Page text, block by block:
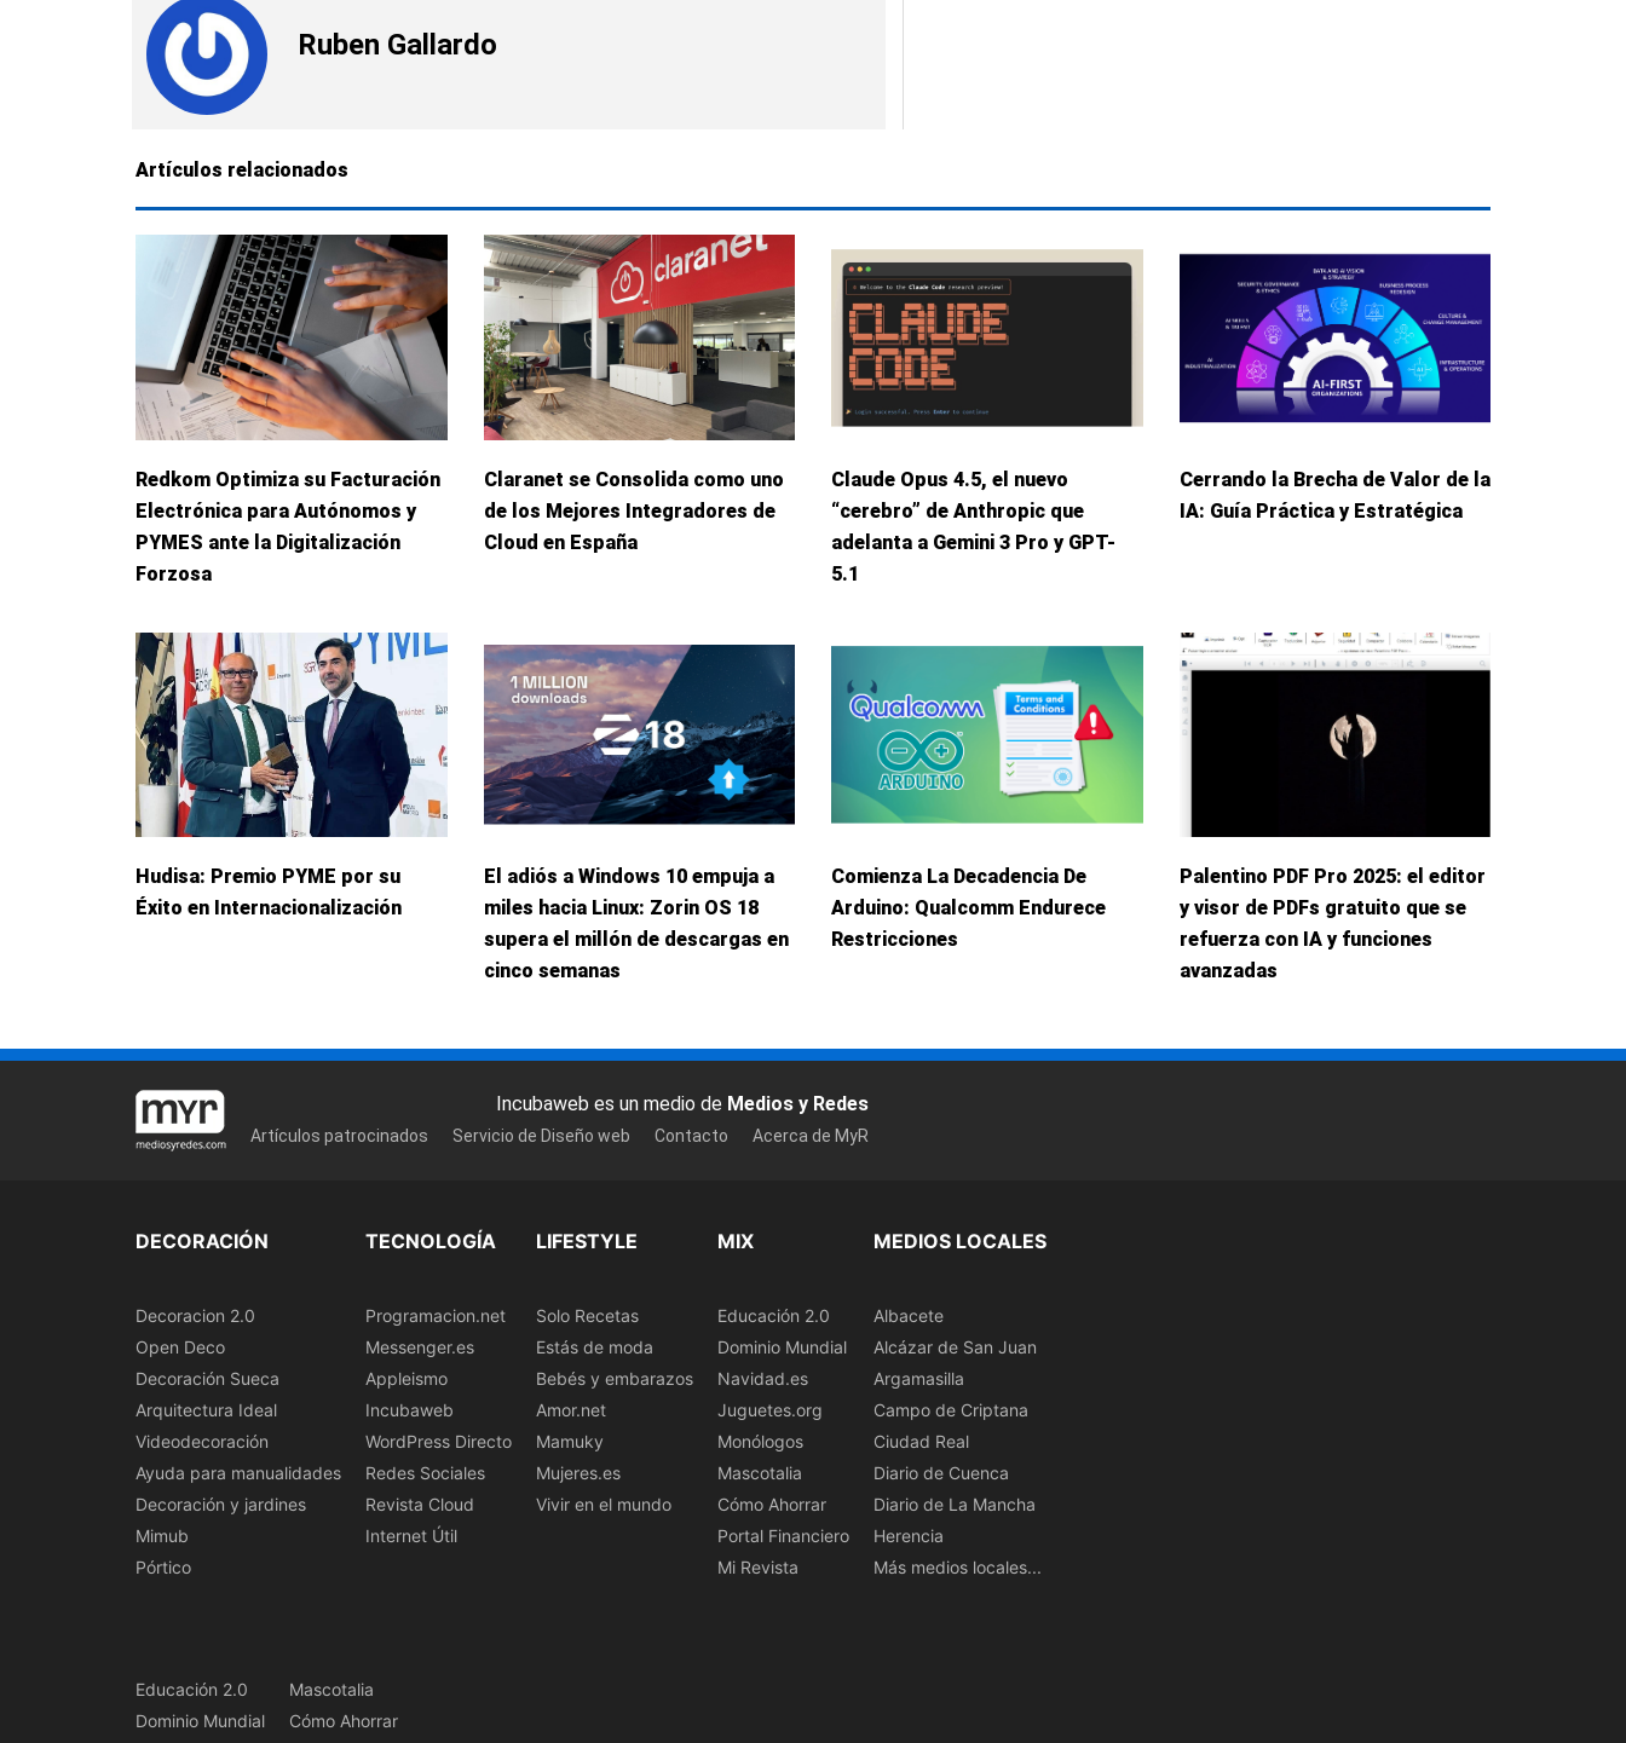
Ruben Gallardo
Artículos relacionados
Redkom Optimiza su Facturación
Electrónica para Autónomos y
PYMES ante la Digitalización
Forzosa
Claranet se Consolida como uno
de los Mejores Integradores de
Cloud en España
Claude Opus 4.5, el nuevo
“cerebro” de Anthropic que
adelanta a Gemini 3 Pro y GPT-
5.1
Cerrando la Brecha de Valor de la
IA: Guía Práctica y Estratégica
Hudisa: Premio PYME por su
Éxito en Internacionalización
El adiós a Windows 10 empuja a
miles hacia Linux: Zorin OS 18
supera el millón de descargas en
cinco semanas
Comienza La Decadencia De
Arduino: Qualcomm Endurece
Restricciones
Palentino PDF Pro 2025: el editor
y visor de PDFs gratuito que se
refuerza con IA y funciones
avanzadas
Incubaweb es un medio de Medios y Redes
Artículos patrocinados Servicio de Diseño web Contacto Acerca de MyR
DECORACIÓN
Decoracion 2.0
Open Deco
Decoración Sueca
Arquitectura Ideal
Videodecoración
Ayuda para manualidades
Decoración y jardines
Mimub
Pórtico
TECNOLOGÍA
Programacion.net
Messenger.es
Appleismo
Incubaweb
WordPress Directo
Redes Sociales
Revista Cloud
Internet Útil
LIFESTYLE
Solo Recetas
Estás de moda
Bebés y embarazos
Amor.net
Mamuky
Mujeres.es
Vivir en el mundo
MIX
Educación 2.0
Dominio Mundial
Navidad.es
Juguetes.org
Monólogos
Mascotalia
Cómo Ahorrar
Portal Financiero
Mi Revista
MEDIOS LOCALES
Albacete
Alcázar de San Juan
Argamasilla
Campo de Criptana
Ciudad Real
Diario de Cuenca
Diario de La Mancha
Herencia
Más medios locales...
Educación 2.0
Dominio Mundial
Mascotalia
Cómo Ahorrar